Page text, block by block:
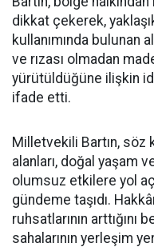
dikkat çekerek,
kullanımında bulunan
ve rızası olmadan
yürütüldüğüne ilişkin
ifade etti.
Milletvekili Bartın, söz
alanları, doğal yaşam
olumsuz etkilere yol
gündeme taşıdı.
ruhsatlarının arttığını
sahalarının yerleşim